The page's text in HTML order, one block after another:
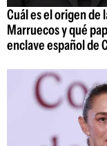
Cuál es el origen de
Marruecos y qué
enclave español de